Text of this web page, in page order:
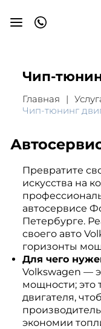
Чип-
Главная
Чип-тюнинг
Превратите
искусства на
автосервисе
Петербурге.
своего авто
горизонты
Для чего
Volkswagen —
мощности; это
двигателя,
экономии